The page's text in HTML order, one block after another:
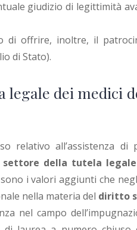
giudizio di legittimità
di offrire, inoltre, il
di Stato).
legale dei medici
relativo all’assistenza di
settore della tutela
i valori aggiunti che
nella materia del diritto
nel campo